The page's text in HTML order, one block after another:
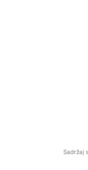
Sadržaj